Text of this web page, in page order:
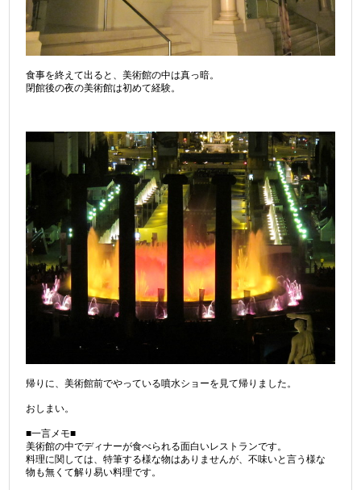
食事を終えて出ると、美術館の中は真っ暗。
閉館後の夜の美術館は初めて経験。
帰りに、美術館前でやっている噴水ショーを見て帰りました。
おしまい。
■一言メモ■
美術館の中でディナーが食べられる面白いレストランです。
料理に関しては、特筆する様な物はありませんが、不味いと言う様な
物も無くて解り易い料理です。